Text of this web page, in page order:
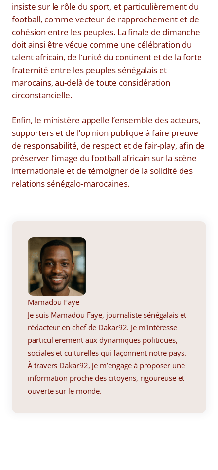
insiste sur le rôle du sport, et particulièrement du
football, comme vecteur de rapprochement et de
cohésion entre les peuples. La finale de dimanche
doit ainsi être vécue comme une célébration du
talent africain, de l’unité du continent et de la forte
fraternité entre les peuples sénégalais et
marocains, au-delà de toute considération
circonstancielle.
Enfin, le ministère appelle l’ensemble des acteurs,
supporters et de l’opinion publique à faire preuve
de responsabilité, de respect et de fair-play, afin de
préserver l’image du football africain sur la scène
internationale et de témoigner de la solidité des
relations sénégalo-marocaines.
Mamadou Faye
Je suis Mamadou Faye, journaliste sénégalais et
rédacteur en chef de Dakar92. Je m'intéresse
particulièrement aux dynamiques politiques,
sociales et culturelles qui façonnent notre pays.
À travers Dakar92, je m’engage à proposer une
information proche des citoyens, rigoureuse et
ouverte sur le monde.